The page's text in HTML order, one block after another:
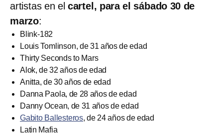
artistas en el cartel, para el sábado 30 de
marzo:
Blink-182
Louis Tomlinson, de 31 años de edad
Thirty Seconds to Mars
Alok, de 32 años de edad
Anitta, de 30 años de edad
Danna Paola, de 28 años de edad
Danny Ocean, de 31 años de edad
Gabito Ballesteros, de 24 años de edad
Latin Mafia